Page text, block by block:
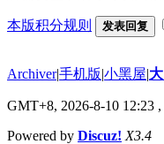
本版积分规则 发表回复
Archiver|手机版|小黑屋|
GMT+8, 2026-8-10 12:23
Powered by Discuz! X3.4